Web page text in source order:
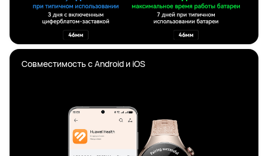
Совместимость с Android и iOS